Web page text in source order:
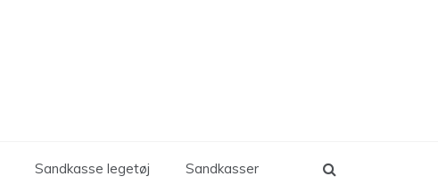
Sandkasse legetøj Sandkasser